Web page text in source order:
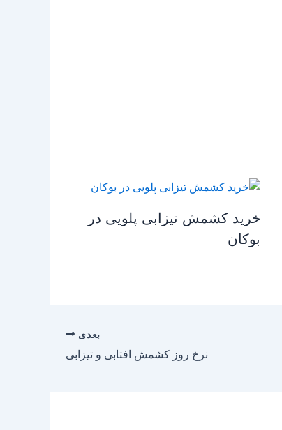
خرید کشمش تیزابی پلویی در
بوکان
بعدی
نرخ روز کشمش افتابی و تیزابی